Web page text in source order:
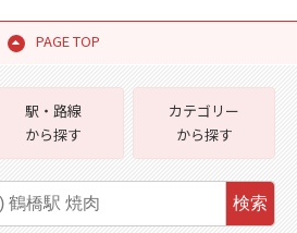
PAGE TOP
駅・路線
から探す
カテゴリー
から探す
検索